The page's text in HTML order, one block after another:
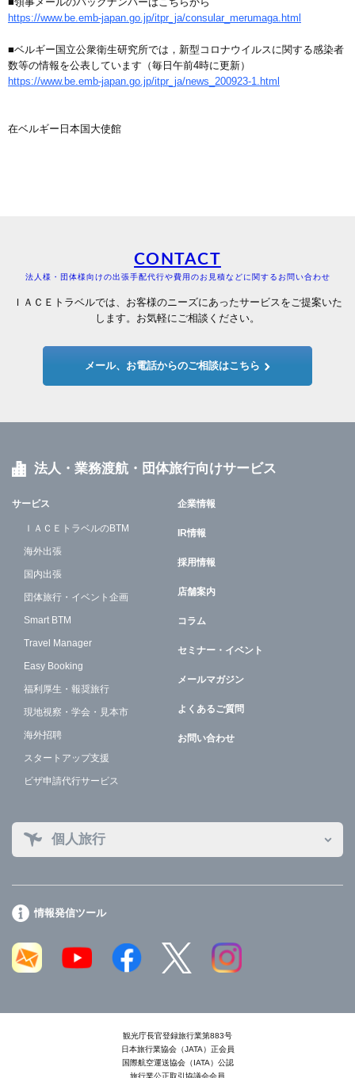
https://www.be.emb-japan.go.jp/itpr_ja/consular_merumaga.html
■ベルギー国立公衆衛生研究所では，新型コロナウイルスに関する感染者
数等の情報を公表しています（毎日午前4時に更新）
https://www.be.emb-japan.go.jp/itpr_ja/news_200923-1.html
在ベルギー日本国大使館
CONTACT
法人様・団体様向けの出張手配代行や費用のお見積などに関するお問い合わせ
ＩＡＣＥトラベルでは、お客様のニーズにあったサービスをご提案いた
します。お気軽にご相談ください。
メール、お電話からのご相談はこちら
法人・業務渡航・団体旅行向けサービス
サービス
ＩＡＣＥトラベルのBTM
海外出張
国内出張
団体旅行・イベント企画
Smart BTM
Travel Manager
Easy Booking
福利厚生・報奨旅行
現地視察・学会・見本市
海外招聘
スタートアップ支援
ビザ申請代行サービス
企業情報
IR情報
採用情報
店舗案内
コラム
セミナー・イベント
メールマガジン
よくあるご質問
お問い合わせ
個人旅行
情報発信ツール
観光庁長官登録旅行業第883号
日本旅行業協会（JATA）正会員
国際航空運送協会（IATA）公認
旅行業公正取引協議会会員